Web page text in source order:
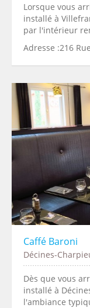
Lorsque vous
installé à
par l'intérieur
Adresse :216
Caffé Baroni
Décines-
Dès que vous
installé à
l'ambiance